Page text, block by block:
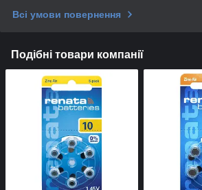
Всі умови повернення
Подібні товари компанії